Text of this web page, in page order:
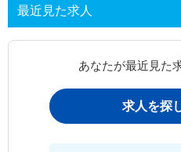
最近見た求人
あなたが最近見た
求人を探